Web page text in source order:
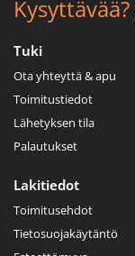
Kysyttävää?
Tuki
Ota yhteyttä & apu
Toimitustiedot
Lähetyksen tila
Palautukset
Lakitiedot
Toimitusehdot
Tietosuojakäytäntö